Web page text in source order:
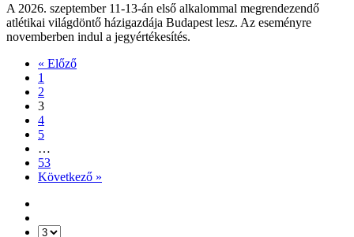
A 2026. szeptember 11-13-án első alkalommal megrendezendő
atlétikai világdöntő házigazdája Budapest lesz. Az eseményre
novemberben indul a jegyértékesítés.
« Előző
1
2
3
4
5
…
53
Következő »